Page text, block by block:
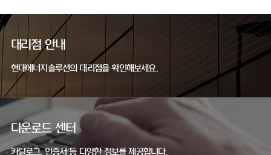
대리점 안내
현대에너지솔루션의 대리점을 확인해보세요.
다운로드 센터
카탈로그, 인증서 등 다양한 정보를 제공합니다.